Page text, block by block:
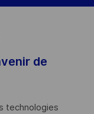
de
technologies